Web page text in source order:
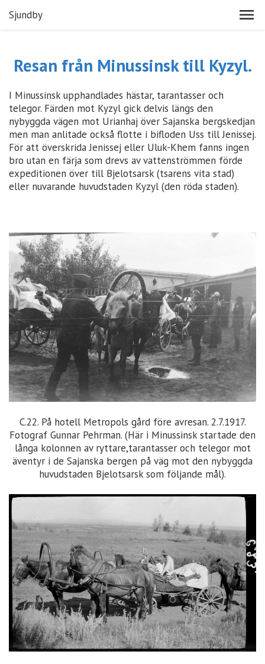
Sjundby
Resan från Minussinsk till Kyzyl.
I Minussinsk upphandlades hästar, tarantasser och
telegor. Färden mot Kyzyl gick delvis längs den
nybyggda vägen mot Urianhaj över Sajanska bergskedjan
men man anlitade också flotte i bifloden Uss till Jenissej.
För att överskrida Jenissej eller Uluk-Khem fanns ingen
bro utan en färja som drevs av vattenströmmen förde
expeditionen över till Bjelotsarsk (tsarens vita stad)
eller nuvarande huvudstaden Kyzyl (den röda staden).
C.22. På hotell Metropols gård före avresan. 2.7.1917.
Fotograf Gunnar Pehrman. (Här i Minussinsk startade den
långa kolonnen av ryttare,tarantasser och telegor mot
äventyr i de Sajanska bergen på väg mot den nybyggda
huvudstaden Bjelotsarsk som följande mål).